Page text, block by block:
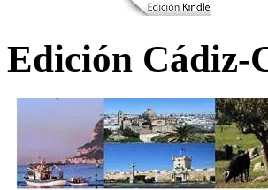
Edición Cádiz-